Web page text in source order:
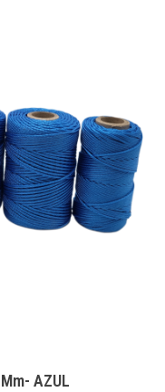
AZUL